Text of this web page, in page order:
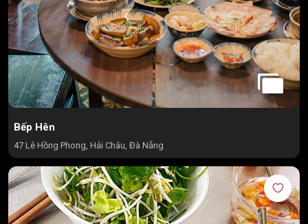
Bếp Hên
47 Lê Hồng Phong, Hải Châu, Đà Nẵng